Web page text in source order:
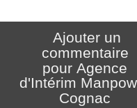
Ajouter un
commentaire
pour Agence
d'Intérim
Cognac